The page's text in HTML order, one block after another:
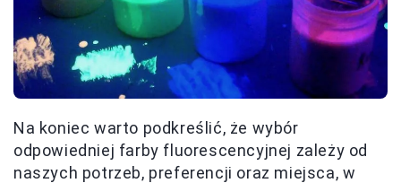
Na koniec warto podkreślić, że wybór
odpowiedniej farby fluorescencyjnej zależy od
naszych potrzeb, preferencji oraz miejsca, w